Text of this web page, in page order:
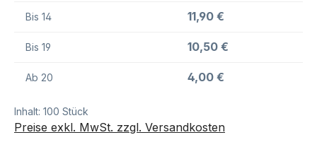
Bis 14 11,90 €
Bis 19 10,50 €
Ab 20 4,00 €
Inhalt: 100 Stück
Preise exkl. MwSt. zzgl. Versandkosten